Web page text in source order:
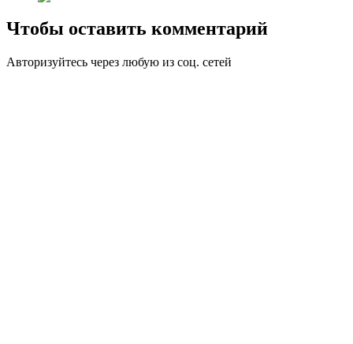
Чтобы оставить комментарий
Авторизуйтесь через любую из соц. сетей